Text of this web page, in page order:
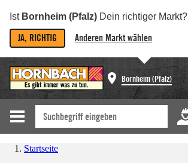
Ist Bornheim (Pfalz) Dein richtiger Markt?
JA, RICHTIG Anderen Markt wählen
Bornheim (Pfalz)
Startseite